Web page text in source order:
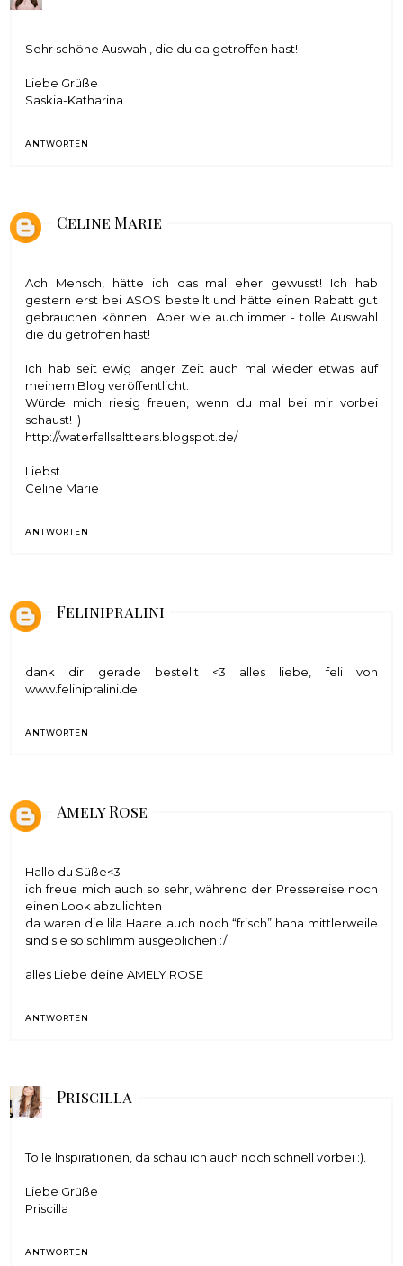
Sehr schöne Auswahl, die du da getroffen hast!
Liebe Grüße
Saskia-Katharina
ANTWORTEN
Celine Marie
Ach Mensch, hätte ich das mal eher gewusst! Ich hab
gestern erst bei ASOS bestellt und hätte einen Rabatt gut
gebrauchen können.. Aber wie auch immer - tolle Auswahl
die du getroffen hast!
Ich hab seit ewig langer Zeit auch mal wieder etwas auf
meinem Blog veröffentlicht.
Würde mich riesig freuen, wenn du mal bei mir vorbei
schaust! :)
http://waterfallsalttears.blogspot.de/
Liebst
Celine Marie
ANTWORTEN
Felinipralini
dank dir gerade bestellt <3 alles liebe, feli von
www.felinipralini.de
ANTWORTEN
Amely Rose
Hallo du Süße<3
ich freue mich auch so sehr, während der Pressereise noch
einen Look abzulichten
da waren die lila Haare auch noch “frisch” haha mittlerweile
sind sie so schlimm ausgeblichen :/
alles Liebe deineAMELY ROSE
ANTWORTEN
Priscilla
Tolle Inspirationen, da schau ich auch noch schnell vorbei :).
Liebe Grüße
Priscilla
ANTWORTEN